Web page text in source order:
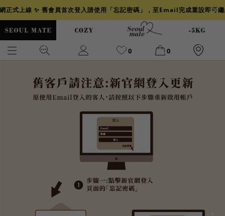
正式上線 ✨ 舊會員首次登入請使用「忘記密碼」，至Email完成重設即可
0 0
小香
牛仔裙